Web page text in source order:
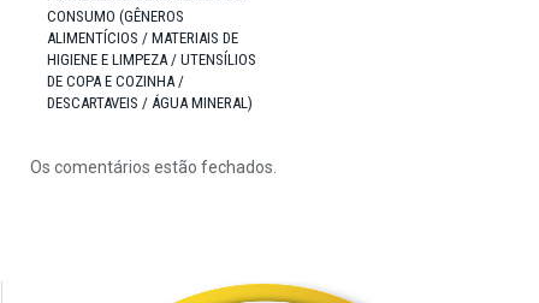
CONSUMO (GÊNEROS
ALIMENTÍCIOS / MATERIAIS DE
HIGIENE E LIMPEZA / UTENSÍLIOS
DE COPA E COZINHA /
DESCARTAVEIS / ÁGUA MINERAL)
Os comentários estão fechados.